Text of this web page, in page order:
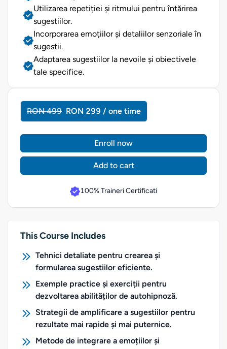
Utilizarea repetiției și ritmului pentru întărirea
sugestiilor.
Incorporarea emoțiilor și detaliilor senzoriale în
sugestii.
Adaptarea sugestiilor la nevoile și obiectivele
tale specifice.
RON 499 RON 299 / one time
Enroll now
Add to cart
100% Traineri Certificati
This Course Includes
Tehnici detaliate pentru crearea și
formularea sugestiilor eficiente.
Exemple practice și exerciții pentru
dezvoltarea abilităților de autohipnoză.
Strategii de amplificare a sugestiilor pentru
rezultate mai rapide și mai puternice.
Metode de integrare a emoțiilor și